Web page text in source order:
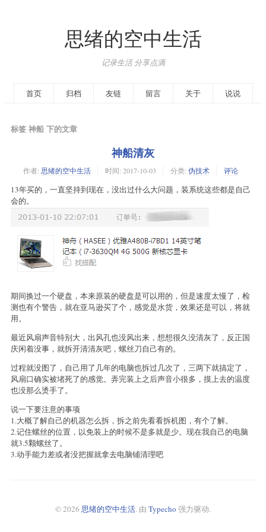
思绪的空中生活
记录生活 分享点滴
首页 归档 友链 留言 关于 说说
标签 神船 下的文章
神船清灰
作者: 思绪的空中生活 时间: 2017-10-03 分类: 伪技术 评论
13年买的，一直坚持到现在，没出过什么大问题，装系统这些都是自己
会的。
期间换过一个硬盘，本来原装的硬盘是可以用的，但是速度太慢了，检
测也有个警告，就在亚马逊买了个，感觉是水货，效果还是可以，将就
用。
最近风扇声音特别大，出风孔也没风出来，想想很久没清灰了，反正国
庆闲着没事，就拆开清清灰吧，螺丝刀自己有的。
过程就没图了，自己用了几年的电脑也拆过几次了，三两下就搞定了，
风扇口确实被堵死了的感觉。弄完装上之后声音小很多，摸上去的温度
也没那么烫手了。
说一下要注意的事项
1.大概了解自己的机器怎么拆，拆之前先看看拆机图，有个了解。
2.记住螺丝的位置，以免装上的时候不是多就是少。现在我自己的电脑
就3.5颗螺丝了。
3.动手能力差或者没把握就拿去电脑铺清理吧
© 2026 思绪的空中生活. 由 Typecho 强力驱动.